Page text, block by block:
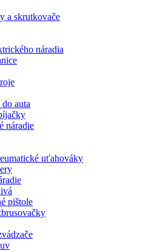
a skrutkovače
náradia
auta
náradie
uťahováky
pištole